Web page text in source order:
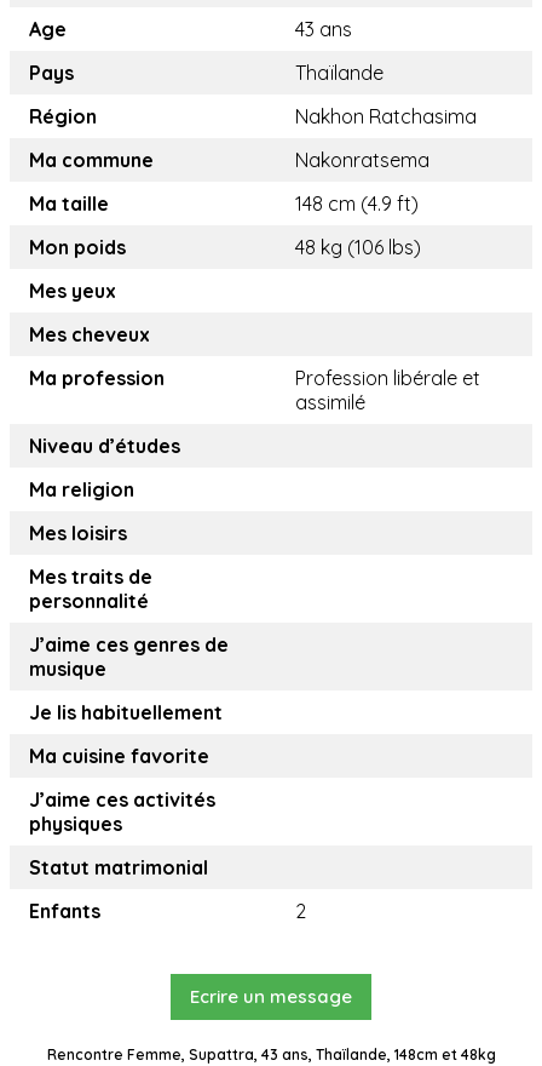
Age
43 ans
Pays
Thaïlande
Région
Nakhon Ratchasima
Ma commune
Nakonratsema
Ma taille
148 cm (4.9 ft)
Mon poids
48 kg (106 lbs)
Mes yeux
Mes cheveux
Ma profession
Profession libérale et
assimilé
Niveau d’études
Ma religion
Mes loisirs
Mes traits de
personnalité
J’aime ces genres de
musique
Je lis habituellement
Ma cuisine favorite
J’aime ces activités
physiques
Statut matrimonial
Enfants
2
Ecrire un message
Rencontre Femme, Supattra, 43 ans, Thaïlande, 148cm et 48kg